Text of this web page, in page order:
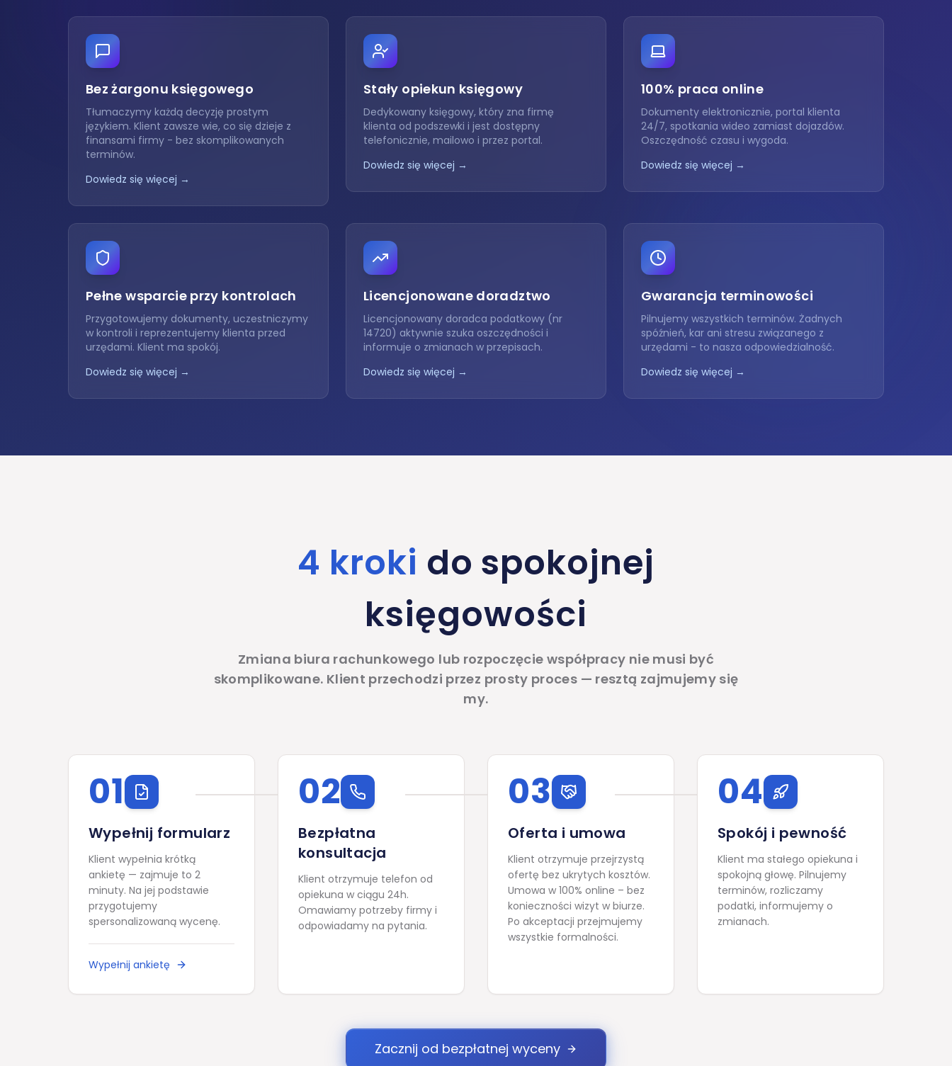
Bez żargonu księgowego
Tłumaczymy każdą decyzję prostym
językiem. Klient zawsze wie, co się dzieje z
finansami firmy - bez skomplikowanych
terminów.
Dowiedz się więcej →
Stały opiekun księgowy
Dedykowany księgowy, który zna firmę
klienta od podszewki i jest dostępny
telefonicznie, mailowo i przez portal.
Dowiedz się więcej →
100% praca online
Dokumenty elektronicznie, portal klienta
24/7, spotkania wideo zamiast dojazdów.
Oszczędność czasu i wygoda.
Dowiedz się więcej →
Pełne wsparcie przy kontrolach
Przygotowujemy dokumenty, uczestniczymy
w kontroli i reprezentujemy klienta przed
urzędami. Klient ma spokój.
Dowiedz się więcej →
Licencjonowane doradztwo
Licencjonowany doradca podatkowy (nr
14720) aktywnie szuka oszczędności i
informuje o zmianach w przepisach.
Dowiedz się więcej →
Gwarancja terminowości
Pilnujemy wszystkich terminów. Żadnych
spóźnień, kar ani stresu związanego z
urzędami - to nasza odpowiedzialność.
Dowiedz się więcej →
4 kroki do spokojnej
księgowości
Zmiana biura rachunkowego lub rozpoczęcie współpracy nie musi być
skomplikowane. Klient przechodzi przez prosty proces — resztą zajmujemy się
my.
01
Wypełnij formularz
Klient wypełnia krótką
ankietę — zajmuje to 2
minuty. Na jej podstawie
przygotujemy
spersonalizowaną wycenę.
Wypełnij ankietę
02
Bezpłatna
konsultacja
Klient otrzymuje telefon od
opiekuna w ciągu 24h.
Omawiamy potrzeby firmy i
odpowiadamy na pytania.
03
Oferta i umowa
Klient otrzymuje przejrzystą
ofertę bez ukrytych kosztów.
Umowa w 100% online – bez
konieczności wizyt w biurze.
Po akceptacji przejmujemy
wszystkie formalności.
04
Spokój i pewność
Klient ma stałego opiekuna i
spokojną głowę. Pilnujemy
terminów, rozliczamy
podatki, informujemy o
zmianach.
Zacznij od bezpłatnej wyceny